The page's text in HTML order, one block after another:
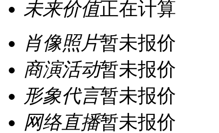
未来价值正在计算
肖像照片暂未报价
商演活动暂未报价
形象代言暂未报价
网络直播暂未报价